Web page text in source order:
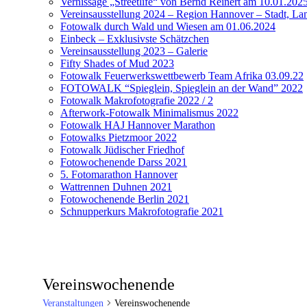
Vereinsausstellung 2024 – Region Hannover – Stadt,
Fotowalk durch Wald und Wiesen am 01.06.2024
Einbeck – Exklusivste Schätzchen
Vereinsausstellung 2023 – Galerie
Fifty Shades of Mud 2023
Fotowalk Feuerwerkswettbewerb Team Afrika 03.09.22
FOTOWALK “Spieglein, Spieglein an der Wand” 2022
Fotowalk Makrofotografie 2022 / 2
Afterwork-Fotowalk Minimalismus 2022
Fotowalk HAJ Hannover Marathon
Fotowalks Pietzmoor 2022
Fotowalk Jüdischer Friedhof
Fotowochenende Darss 2021
5. Fotomarathon Hannover
Wattrennen Duhnen 2021
Fotowochenende Berlin 2021
Schnupperkurs Makrofotografie 2021
Vereinswochenende
Veranstaltungen Vereinswochenende